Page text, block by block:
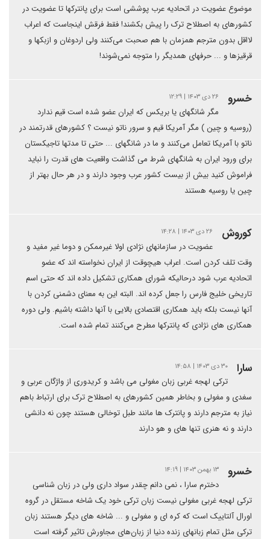
موضوع عضویت در اتحادیه عرب پوششی است برای پانترکها تا عضویت در
کشورهای به اصطلاح ترک را پیش بکشند! فقط فرقش اینجاست که اعراب
لااقل بدون مترجم همزمان با هم صحبت می‌کنند ولی اردوغان و ازبکها و
قرقیزها و ... حرفهای همدیگر را متوجه نمی‌شوند!
خسرو ۲۶ دی ۱۴۰۳ | ۱۲:۲۹
مگر شانگهای یا بریکس که ایران عضو شده است قیم ندارد
(روسیه و چین ) مگر آمریکا قیم و سرور ناتو نیست ؟ کشورهای قدرتمند در
ناتو با آمریکا تعامل می‌کنند و ما در شانگهای ... حتی تا مدتها تاجیکستان
برای ورود ایران به شانگهای شرط می گذاشت واقعیت های قدرت را نباید
فراموش کنید بیش از بیست کشور عرب وجود دارند و در هر حال بهتر از
چین یا روسیه هستند
کوروش ۲۶ دی ۱۴۰۳ | ۱۴:۲۸
عضویت در سازمانهای نژادی اولا غیرممکن و دوما غیر مفید و
وقت تلف کردن است. اعراب هیچوقت از ایران نخواسته اند که عضو
اتحادیه عرب شود درحالیکه شورای همکاری تشکیل داده اند که حتی اسم
تاریخی خلیج فارس را جعل کرده اند. البته این به معنای دشمنی کردن با
آنها نیست بلکه باید همکاری اقتصادی بالایی با آنها داشته باشیم. ولی دوره
همکاری های نژادی که پانترکها مطرح می‌کنند تمام شده است.
سارا ۳۰ دی ۱۴۰۳ | ۱۴:۵۸
ترکی لهجه غربی زبان مغولی می باشد و کریدوری از واژگان عربی و
سغدی و مغولی و بخاطر همین کشورهای به اصطلاح ترک برای ارتباط باهم
نیاز به مترجم دارند و پانترک ها مانند طبل توخالی هستند چون نه دانشی
دارند و نه هنری تنها های و هو دارند
خسرو ۱۳ بهمن ۱۴۰۳ | ۱۴:۱۹
دخترم سارا ، نمی دانم چقدر سواد داری ولی در زبان شناسی
ترکی لهجه غربی مغولی نیست زبان ترکی خود یک شاخه مستقل در گروه
اورال آلتاییک است که کره ای و مغولی و ... شاخه های دیگر هستند زبان
ترکی مثل تمام زبانهای زنده دنیا از زبان‌های مجاورش تاثیر گرفته است